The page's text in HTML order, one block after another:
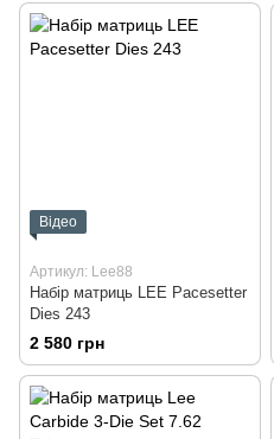
Відео
Артикул: Lee88
Набір матриць LEE Pacesetter
Dies 243
2 580 грн